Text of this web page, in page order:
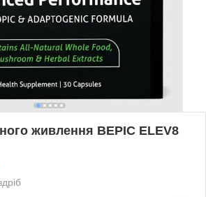
живлення BEPIC ELEV8